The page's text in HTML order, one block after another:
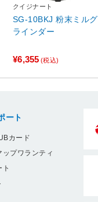
クイジナート
SG-10BKJ 粉末ミルグ
ラインダー
¥6,355 (税込)
ート
カード
プワランティ
ト